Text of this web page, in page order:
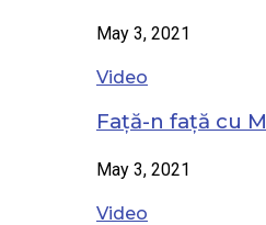
May 3, 2021
Video
Față-n față cu
May 3, 2021
Video